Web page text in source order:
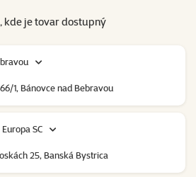
kde je tovar dostupný
1, Bánovce nad Bebravou
SC
25, Banská Bystrica